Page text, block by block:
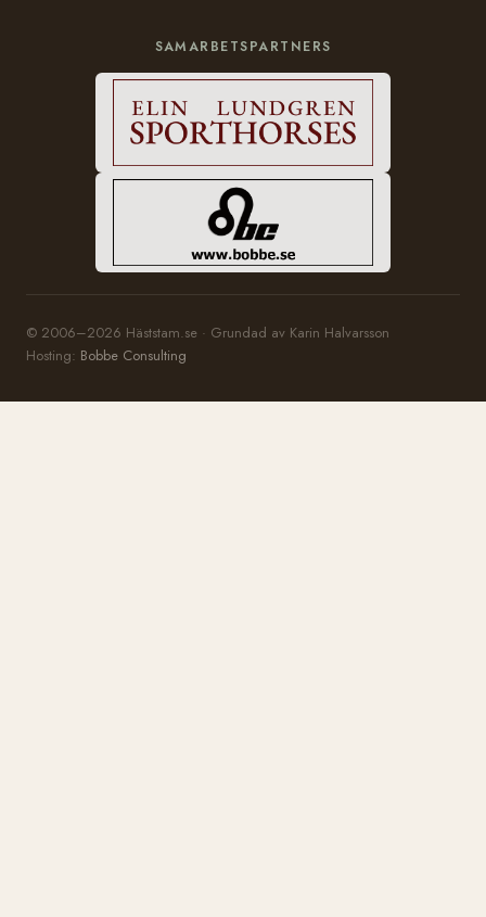
SAMARBETSPARTNERS
© 2006–2026 Häststam.se · Grundad av Karin Halvarsson
Hosting: Bobbe Consulting